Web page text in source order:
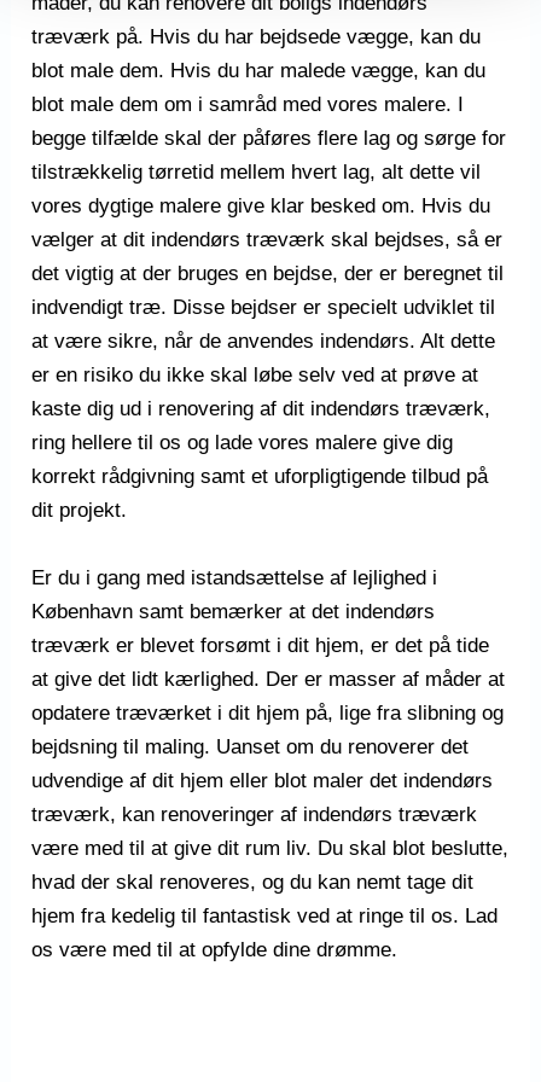
træværk på. Hvis du har bejdsede vægge, kan du
blot male dem. Hvis du har malede vægge, kan du
blot male dem om i samråd med vores malere. I
begge tilfælde skal der påføres flere lag og sørge for
tilstrækkelig tørretid mellem hvert lag, alt dette vil
vores dygtige malere give klar besked om. Hvis du
vælger at dit indendørs træværk skal bejdses, så er
det vigtig at der bruges en bejdse, der er beregnet til
indvendigt træ. Disse bejdser er specielt udviklet til
at være sikre, når de anvendes indendørs. Alt dette
er en risiko du ikke skal løbe selv ved at prøve at
kaste dig ud i renovering af dit indendørs træværk,
ring hellere til os og lade vores malere give dig
korrekt rådgivning samt et uforpligtigende tilbud på
dit projekt.
Er du i gang med istandsættelse af lejlighed i
København samt bemærker at det indendørs
træværk er blevet forsømt i dit hjem, er det på tide
at give det lidt kærlighed. Der er masser af måder at
opdatere træværket i dit hjem på, lige fra slibning og
bejdsning til maling. Uanset om du renoverer det
udvendige af dit hjem eller blot maler det indendørs
træværk, kan renoveringer af indendørs træværk
være med til at give dit rum liv. Du skal blot beslutte,
hvad der skal renoveres, og du kan nemt tage dit
hjem fra kedelig til fantastisk ved at ringe til os. Lad
os være med til at opfylde dine drømme.